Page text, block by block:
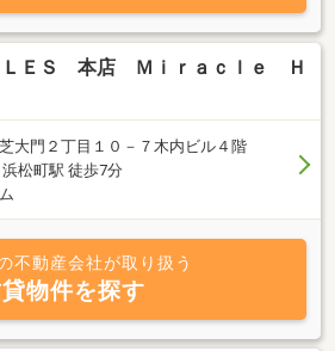
ＬＥＳ 本店 Ｍｉｒａｃｌｅ Ｈ
大門２丁目１０－７木内ビル４階
浜松町駅 徒歩7分
不動産会社が取り扱う
物件を探す